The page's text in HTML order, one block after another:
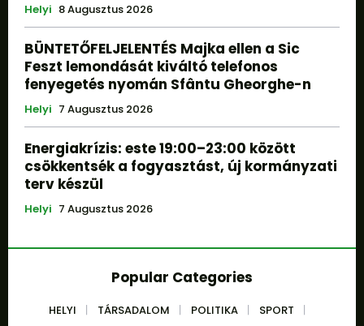
Helyi 8 Augusztus 2026
BÜNTETŐFELJELENTÉS Majka ellen a Sic
Feszt lemondását kiváltó telefonos
fenyegetés nyomán Sfântu Gheorghe-n
Helyi 7 Augusztus 2026
Energiakrízis: este 19:00–23:00 között
csökkentsék a fogyasztást, új kormányzati
terv készül
Helyi 7 Augusztus 2026
Popular Categories
HELYI TÁRSADALOM POLITIKA
SPORT